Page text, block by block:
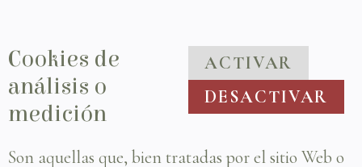
Cookies de
análisis o
medición
ACTIVAR
DESACTIVAR
Son aquellas que, bien tratadas por el sitio Web o